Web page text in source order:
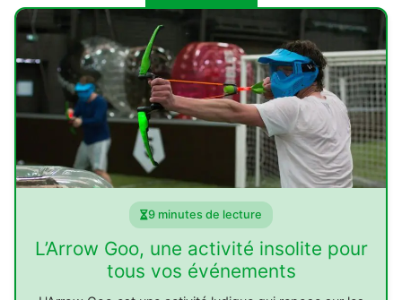
9 minutes de lecture
L’Arrow Goo, une activité insolite pour
tous vos événements